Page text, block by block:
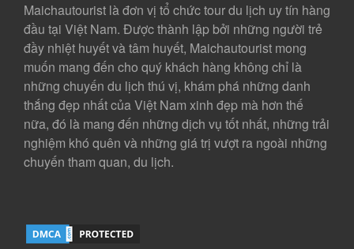
Maichautourist là đơn vị tổ chức tour du lịch uy tín hàng
đầu tại Việt Nam. Được thành lập bởi những người trẻ
đầy nhiệt huyết và tâm huyết, Maichautourist mong
muốn mang đến cho quý khách hàng không chỉ là
những chuyến du lịch thú vị, khám phá những danh
thắng đẹp nhất của Việt Nam xinh đẹp mà hơn thế
nữa, đó là mang đến những dịch vụ tốt nhất, những trải
nghiệm khó quên và những giá trị vượt ra ngoài những
chuyến tham quan, du lịch.